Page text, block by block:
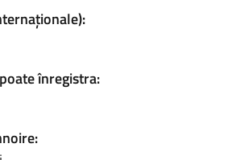
înregistra: